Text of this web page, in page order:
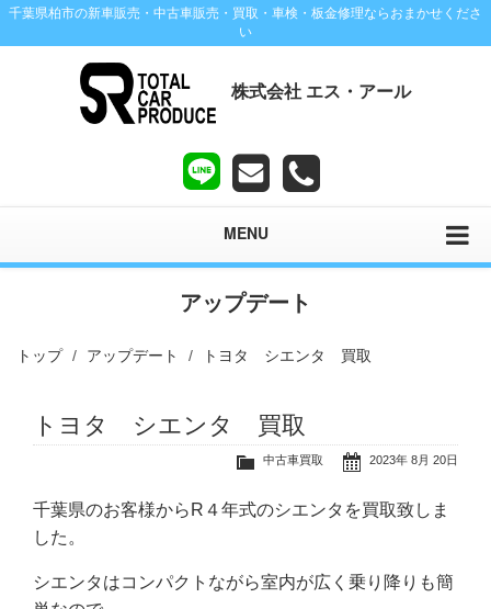
千葉県柏市の新車販売・中古車販売・買取・車検・板金修理ならおまかせくださ
い
株式会社 エス・アール
MENU
アップデート
トップ アップデート トヨタ シエンタ 買取
トヨタ シエンタ 買取
2023年 8月 20日
中古車買取
千葉県のお客様からR４年式のシエンタを買取致しま
した。
シエンタはコンパクトながら室内が広く乗り降りも簡